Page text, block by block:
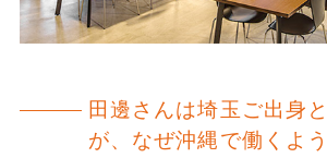
田邊さんは埼玉ご出身
が、なぜ沖縄で働くよ